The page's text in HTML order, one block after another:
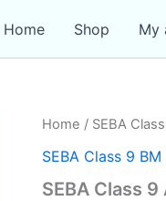
Home Shop My
Home / SEBA
SEBA Class 9 BM
SEBA Class